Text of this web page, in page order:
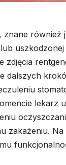
znane
zdjęcia
dalszych
lekarz
zakażeniu.